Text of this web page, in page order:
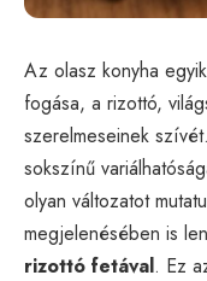
Az olasz konyha
fogása, a rizottó,
szerelmeseinek
sokszínű
olyan változatot
megjelenésében is
rizottó fetával. Ez